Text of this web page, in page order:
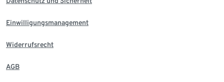
Einwilligungsmanagement
Widerrufsrecht
AGB